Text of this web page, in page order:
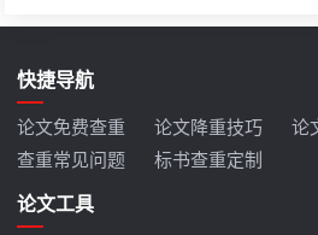
快捷导航
论文免费查重 论文降重技巧
论
查重常见问题
标书查重定制
论文工具